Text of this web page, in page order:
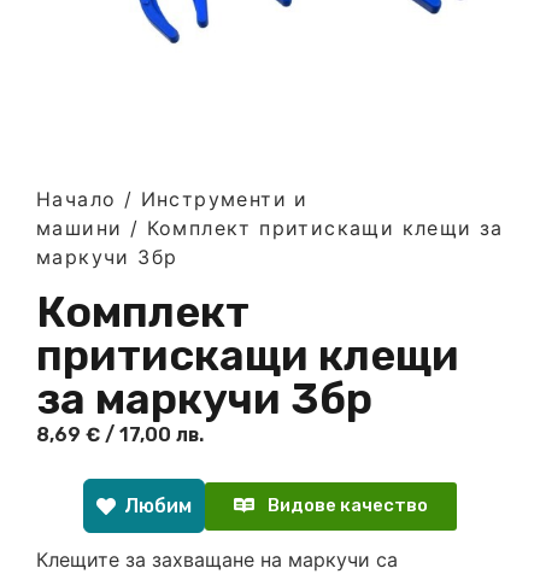
Начало / Инструменти и
машини / Комплект притискащи клещи за
маркучи 3бр
Комплект
притискащи клещи
за маркучи 3бр
8,69 € / 17,00 лв.
Любим Видове качество
Клещите за захващане на маркучи са